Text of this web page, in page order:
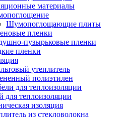
материалы
Шумопоглощающие плиты
пленки
пузырьковые пленки
пленки
утеплитель
полиэтилен
для теплоизоляции
для теплоизоляции
изоляция
из стекловолокна